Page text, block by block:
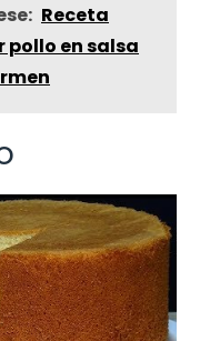
Receta
en salsa